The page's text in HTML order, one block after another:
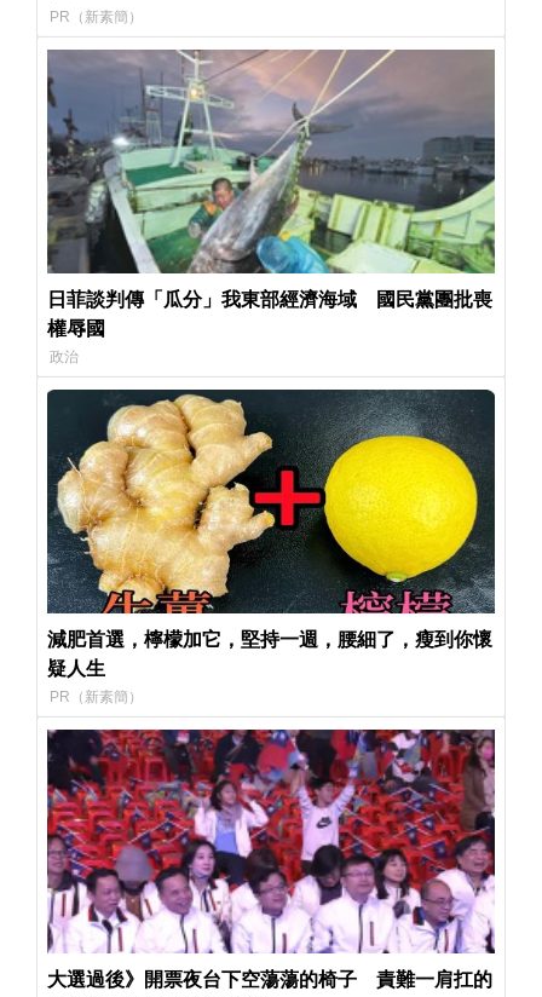
PR（新素簡）
日菲談判傳「瓜分」我東部經濟海域 國民黨團批喪
權辱國
政治
減肥首選，檸檬加它，堅持一週，腰細了，瘦到你懷
疑人生
PR（新素簡）
大選過後》開票夜台下空蕩蕩的椅子 責難一肩扛的